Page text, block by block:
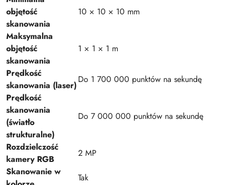
objętość
skanowania
10 × 10 × 10 mm
Maksymalna
objętość
skanowania
1 × 1 × 1 m
Prędkość
skanowania (laser)
Do 1 700 000 punktów na sekundę
Prędkość
skanowania
(światło
strukturalne)
Do 7 000 000 punktów na sekundę
Rozdzielczość
kamery RGB
2 MP
Skanowanie w
Tak